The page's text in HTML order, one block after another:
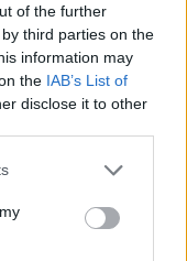
of the further
third parties on the
information may
the IAB’s List of
disclose it to other
nohy